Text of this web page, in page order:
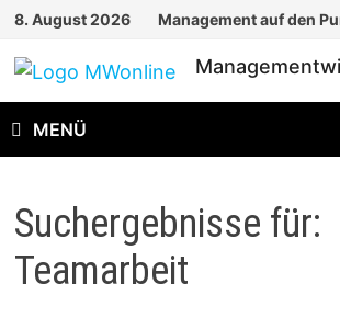
Zum
springen
8. August 2026 Management auf den
MENÜ
Suchergebnisse für:
Teamarbeit